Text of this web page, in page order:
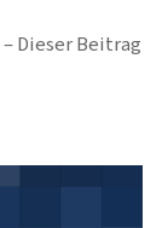
Dieser Beitrag